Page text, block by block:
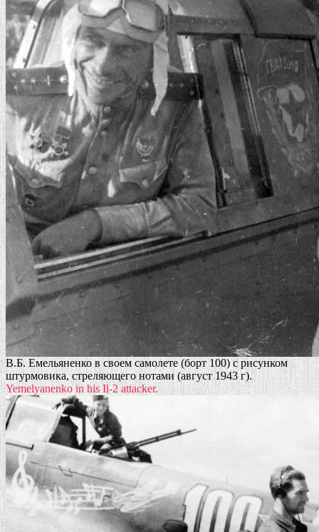
В.Б. Емельяненко в своем самолете (борт 100) с рисунком
штурмовика, стреляющего нотами (август 1943 г).
Yemelyanenko in his Il-2 attacker.